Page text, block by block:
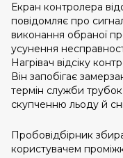
Екран контролера
повідомляє про
виконання обраної
усунення
Нагрівач відсіку
Він запобігає
термін служби трубок
скупченню льоду й
Пробовідбірник
користувачем